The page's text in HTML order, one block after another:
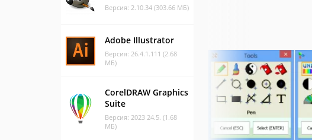
Версия: 2.10.34 (303.66 МБ)
Adobe Illustrator
Версия: 26.4.1.111 (2.68
МБ)
CorelDRAW Graphics
Suite
Версия: 2023 24.5. (1.68
МБ)